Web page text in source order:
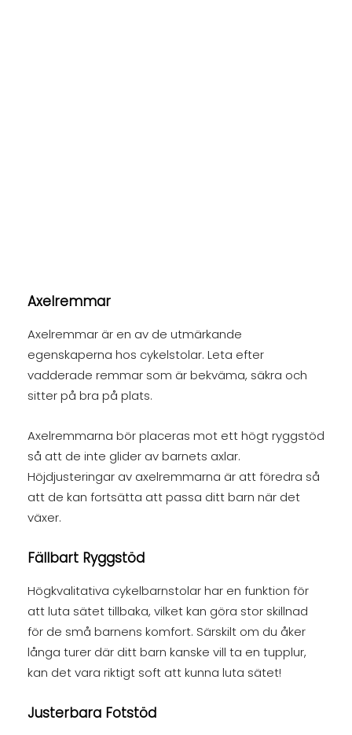
Axelremmar
Axelremmar är en av de utmärkande
egenskaperna hos cykelstolar. Leta efter
vadderade remmar som är bekväma, säkra och
sitter på bra på plats.
Axelremmarna bör placeras mot ett högt ryggstöd
så att de inte glider av barnets axlar.
Höjdjusteringar av axelremmarna är att föredra så
att de kan fortsätta att passa ditt barn när det
växer.
Fällbart Ryggstöd
Högkvalitativa cykelbarnstolar har en funktion för
att luta sätet tillbaka, vilket kan göra stor skillnad
för de små barnens komfort. Särskilt om du åker
långa turer där ditt barn kanske vill ta en tupplur,
kan det vara riktigt soft att kunna luta sätet!
Justerbara Fotstöd